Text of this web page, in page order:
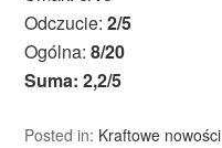
Odczucie:2/5
Ogólna:8/20
Suma: 2,2/5
Posted in: Kraftowe nowości